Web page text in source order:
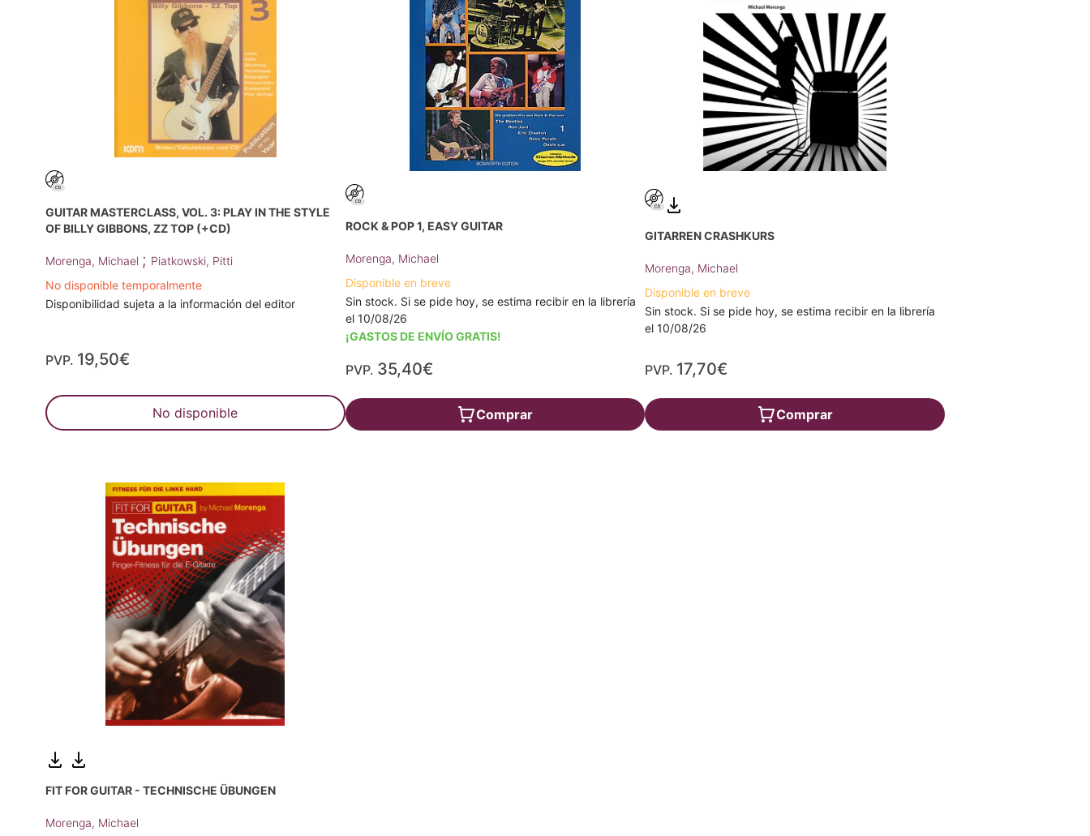
GUITAR MASTERCLASS, VOL. 3: PLAY IN THE STYLE
OF BILLY GIBBONS, ZZ TOP (+CD)
Morenga, Michael ; Piatkowski, Pitti
No disponible temporalmente
Disponibilidad sujeta a la información del editor
PVP. 19,50€
No disponible
ROCK & POP 1, EASY GUITAR
Morenga, Michael
Disponible en breve
Sin stock. Si se pide hoy, se estima recibir en la librería
el 10/08/26
¡GASTOS DE ENVÍO GRATIS!
PVP. 35,40€
Comprar
GITARREN CRASHKURS
Morenga, Michael
Disponible en breve
Sin stock. Si se pide hoy, se estima recibir en la librería
el 10/08/26
PVP. 17,70€
Comprar
FIT FOR GUITAR - TECHNISCHE ÜBUNGEN
Morenga, Michael